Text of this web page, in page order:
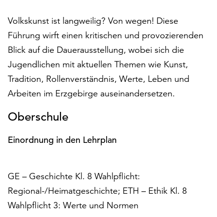
„Alle
akzeptieren“,
um
alle
Cookies
zu
akzeptieren.
Sie
können
Ihr
jederzeit
widerrufen.
Dafür
steht
Ihnen
Volkskunst ist langweilig? Von wegen! Diese
Führung wirft einen kritischen und provozierenden
Blick auf die Dauerausstellung, wobei sich die
Jugendlichen mit aktuellen Themen wie Kunst,
Tradition, Rollenverständnis, Werte, Leben und
Arbeiten im Erzgebirge auseinandersetzen.
Oberschule
Einordnung in den Lehrplan
GE – Geschichte Kl. 8 Wahlpflicht:
Regional-/Heimatgeschichte; ETH – Ethik Kl. 8
Wahlpflicht 3: Werte und Normen